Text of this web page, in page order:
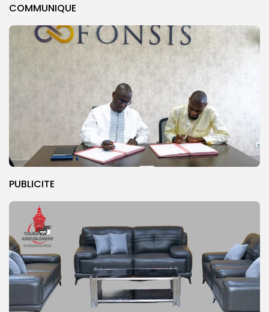
COMMUNIQUE
PUBLICITE